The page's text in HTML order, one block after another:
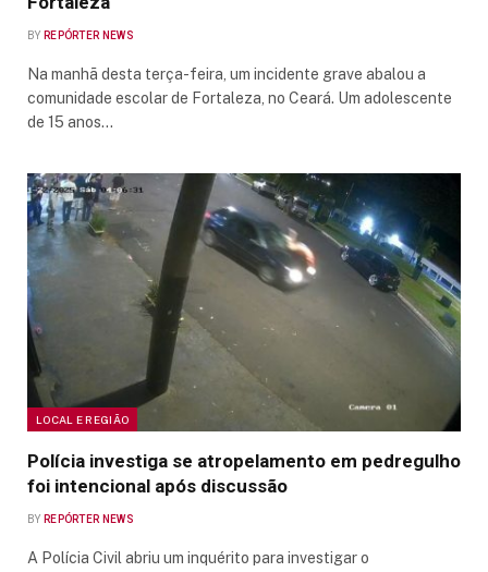
BY REPÓRTER NEWS
Na manhã desta terça-feira, um incidente grave abalou a
comunidade escolar de Fortaleza, no Ceará. Um adolescente
de 15 anos…
LOCAL E REGIÃO
Polícia investiga se atropelamento em pedregulho
foi intencional após discussão
BY REPÓRTER NEWS
A Polícia Civil abriu um inquérito para investigar o